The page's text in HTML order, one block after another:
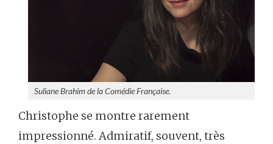
Suliane Brahim de la Comédie Française.
Christophe se montre rarement
impressionné. Admiratif, souvent, très